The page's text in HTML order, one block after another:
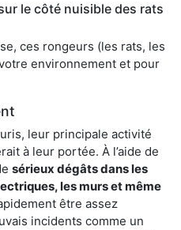
le côté nuisible des rats
ces rongeurs (les rats, les
environnement et pour
leur principale activité
à leur portée. À l’aide de
sérieux dégâts dans les
les murs et même
être assez
incidents comme un